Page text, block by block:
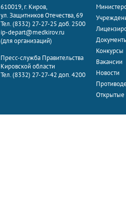
610019, г. Киров,
ул. Защитников Отечества, 69
Тел. (8332) 27-27-25 доб. 2500
ip-depart@medkirov.ru
(для организаций)
Пресс-служба Правительства
Кировской области
Тел. (8332) 27-27-42 доп. 4200
Конкурсы
Вакансии
Новости